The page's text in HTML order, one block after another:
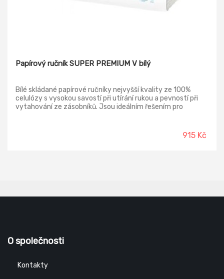
Papírový ručník SUPER PREMIUM V bílý
Bílé skládané papírové ručníky nejvyšší kvality ze 100%
celulózy s vysokou savostí při utírání rukou a pevností při
vytahování ze zásobníků. Jsou ideálním řešením pro
při manipulaci s potravinami. Jedná se o jednorázové915 Kč
O společnosti
Kontakty